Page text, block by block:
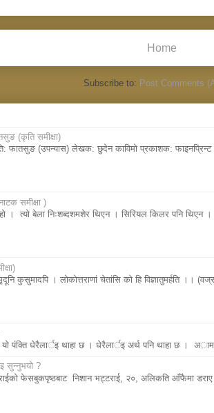
Home
Subscribe to: Post Comments
(कृति समीक्षा)
फातसुङ (उपन्यास) लेखक: छुदेन काविमो प्रकाशक:
समीक्षा )
। त्यो बेला निःशब्दशमशेर थिएन । सिरियल किलर पनि
कुसुमादपि । लोकोत्तराणां चेतांसि को हि विज्ञातुमर्हति ।।
याे पंक्ति धेरैलार्इ थाहा छ । धेरैलार्इ अर्थ पनि थाहा छ ।
सुन्नुभयाे ?
फेसबुकपृष्ठबाट निशान भट्टराई, २०, अलिकति आँफैमा